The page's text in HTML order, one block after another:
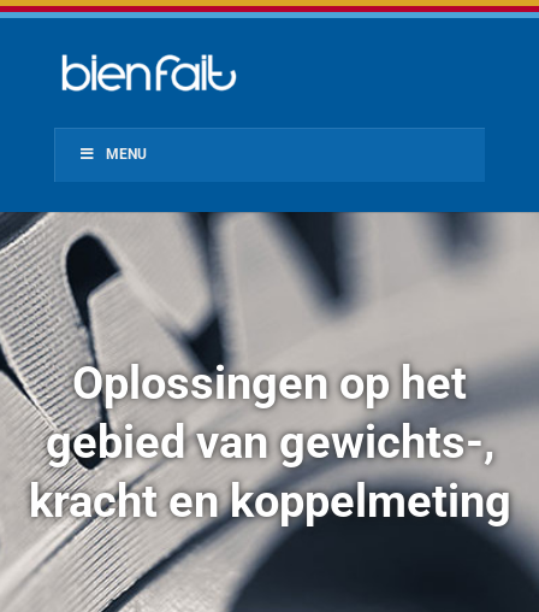
MENU
Oplossingen op het
gebied van gewichts-,
kracht en koppelmeting